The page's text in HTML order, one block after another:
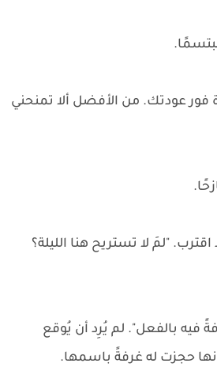
فور عودتك. من الأفضل ألا تمنحني
"لمَ لا تستريح هنا الليلة؟
فيه بالفعل". لم يُرِد أن يُوقع
حجزت له غرفةً باسمها.